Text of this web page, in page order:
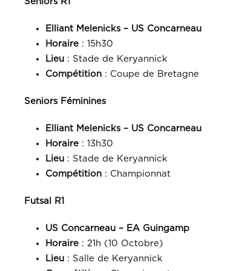
Elliant Melenicks – US Concarneau
Horaire : 15h30
Lieu : Stade de Keryannick
Compétition : Coupe de Bretagne
Seniors Féminines
Elliant Melenicks – US Concarneau
Horaire : 13h30
Lieu : Stade de Keryannick
Compétition : Championnat
Futsal R1
US Concarneau – EA Guingamp
Horaire : 21h (10 Octobre)
Lieu : Salle de Keryannick